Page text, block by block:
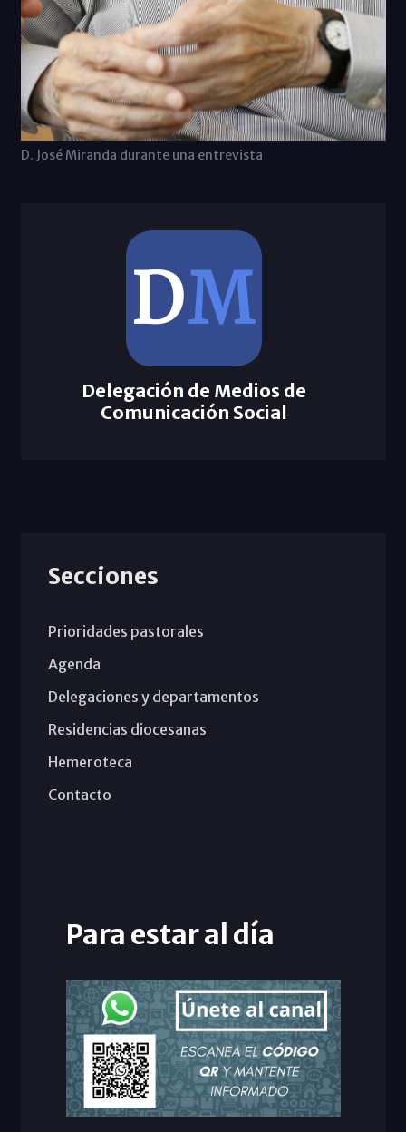
D. José Miranda durante una entrevista
Delegación de Medios de
Comunicación Social
Secciones
Prioridades pastorales
Agenda
Delegaciones y departamentos
Residencias diocesanas
Hemeroteca
Contacto
Para estar al día